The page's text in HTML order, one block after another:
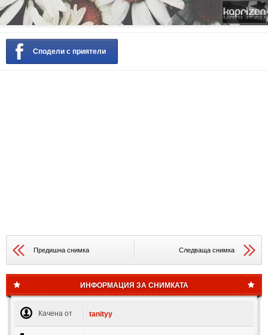
Сподели с приятели
Предишна снимка Следваща снимка
ИНФОРМАЦИЯ ЗА СНИМКАТА
Качена от tanityy